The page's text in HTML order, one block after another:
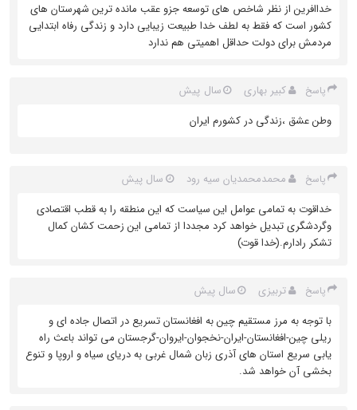
خداافرین از نظر شاخص های توسعه جزو عقب مانده ترین شهرستان های
کشور است که‌ فقط به‌ لطف خدا طبیعت زیبایی دارد و زندگی رفاه ابتدایی
مردمش برای دولت حداقل اهمیتی هم ندارد
پاسخ کبیر بهاری
سال پیش
وطن عشق ،زندگی در کشورم ایران
پاسخ محمدمحمدیان سیه رود
سال پیش
خداقوت به تمامی عوامل این سیاست که این منطقه را به قطب اقتصادی
وگردشگری تبدیل خواهد کرد مجددا از تمامی این زحمت کشان کمال
تشکر رادارم.(خدا قوت)
پاسخ تربیزی
سال پیش
با توجه به مرز مستقیم چین به افغانستان تسریع در اتصال جاده ای و
ریلی چین-افغانستان-ایران-نخجوان-ایروان-گرجستان می تواند باعث راه
یابی سریع استان های آذری زبان شمال غربی به دریای سیاه و اروپا و تنوع
بخشی آن خواهد شد.